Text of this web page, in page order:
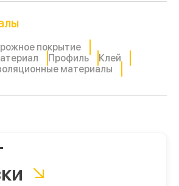
покрытие
Профиль
Клей
материалы